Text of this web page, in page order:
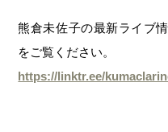
熊倉未佐子の最新ライブ
をご覧ください。
https://linktr.ee/